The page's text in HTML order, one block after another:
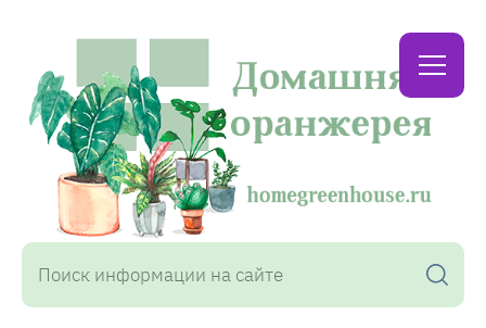
Домашняя
оранжерея